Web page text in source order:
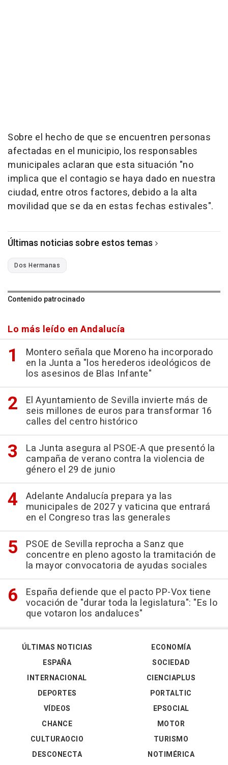
Sobre el hecho de que se encuentren personas
afectadas en el municipio, los responsables
municipales aclaran que esta situación "no
implica que el contagio se haya dado en nuestra
ciudad, entre otros factores, debido a la alta
movilidad que se da en estas fechas estivales".
Últimas noticias sobre estos temas
Dos Hermanas
Contenido patrocinado
Lo más leído en Andalucía
Montero señala que Moreno ha incorporado
en la Junta a "los herederos ideológicos de
los asesinos de Blas Infante"
El Ayuntamiento de Sevilla invierte más de
seis millones de euros para transformar 16
calles del centro histórico
La Junta asegura al PSOE-A que presentó la
campaña de verano contra la violencia de
género el 29 de junio
Adelante Andalucía prepara ya las
municipales de 2027 y vaticina que entrará
en el Congreso tras las generales
PSOE de Sevilla reprocha a Sanz que
concentre en pleno agosto la tramitación de
la mayor convocatoria de ayudas sociales
España defiende que el pacto PP-Vox tiene
vocación de "durar toda la legislatura": "Es lo
que votaron los andaluces"
ÚLTIMAS NOTICIAS
ESPAÑA
INTERNACIONAL
DEPORTES
VÍDEOS
ECONOMÍA
SOCIEDAD
CIENCIAPLUS
PORTALTIC
EPSOCIAL
CHANCE
CULTURAOCIO
DESCONECTA
MOTOR
TURISMO
NOTIMÉRICA